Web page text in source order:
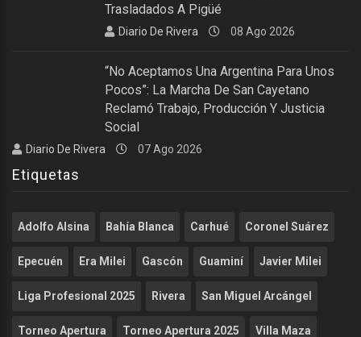
Trasladados A Pigüé
Diario De Rivera 08 Ago 2026
“No Aceptamos Una Argentina Para Unos
Pocos”: La Marcha De San Cayetano
Reclamó Trabajo, Producción Y Justicia
Social
Diario De Rivera 07 Ago 2026
Etiquetas
Adolfo Alsina Bahía Blanca Carhué Coronel Suárez
Epecuén Era Milei Gascón Guaminí Javier Milei
Liga Profesional 2025 Rivera San Miguel Arcángel
Torneo Apertura Torneo Apertura 2025 Villa Maza